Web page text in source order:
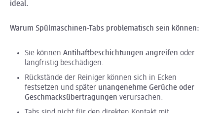
ideal.
Warum Spülmaschinen-Tabs problematisch sein können:
Sie können Antihaftbeschichtungen angreifen oder
langfristig beschädigen.
Rückstände der Reiniger können sich in Ecken
festsetzen und später unangenehme Gerüche oder
Geschmacksübertragungen verursachen.